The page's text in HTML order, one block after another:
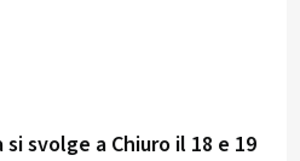
svolge a Chiuro il 18 e 19